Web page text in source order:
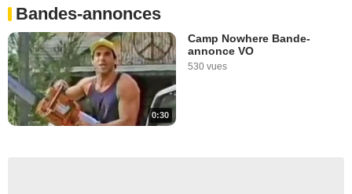
Bandes-annonces
0:30
Camp Nowhere Bande-
annonce VO
530 vues